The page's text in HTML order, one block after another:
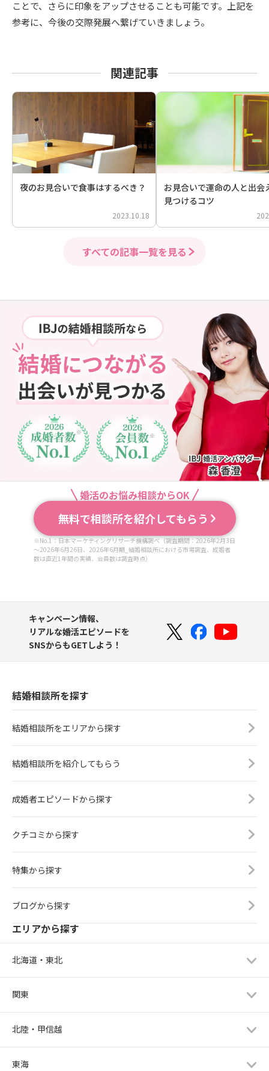
ことで、さらに印象をアップさせることも可能です。上記を
参考に、今後の交際発展へ繋げていきましょう。
関連記事
夜のお見合いで食事はするべき？
2023.10.18
お見合いで運命の人と出会
見つけるコツ
すべての記事一覧を見る
婚活のお悩み相談からOK
無料で相談所を紹介してもらう
※No.1：日本マーケティングリサーチ機構調べ（調査期間：2026年2月3日
～2026年6月26日、2026年6月期_結婚相談所における市場調査、成婚者
数は直近1年間の実績、会員数は調査時点）
キャンペーン情報、
リアルな婚活エピソードを
SNSからもGETしよう！
結婚相談所を探す
結婚相談所をエリアから探す
結婚相談所を紹介してもらう
成婚者エピソードから探す
クチコミから探す
特集から探す
ブログから探す
エリアから探す
北海道・東北
関東
北陸・甲信越
東海